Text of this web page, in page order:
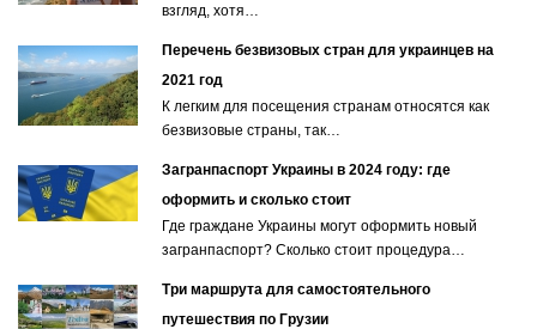
взгляд, хотя…
Перечень безвизовых стран для украинцев на
2021 год
К легким для посещения странам относятся как
безвизовые страны, так…
Загранпаспорт Украины в 2024 году: где
оформить и сколько стоит
Где граждане Украины могут оформить новый
загранпаспорт? Сколько стоит процедура…
Три маршрута для самостоятельного
путешествия по Грузии